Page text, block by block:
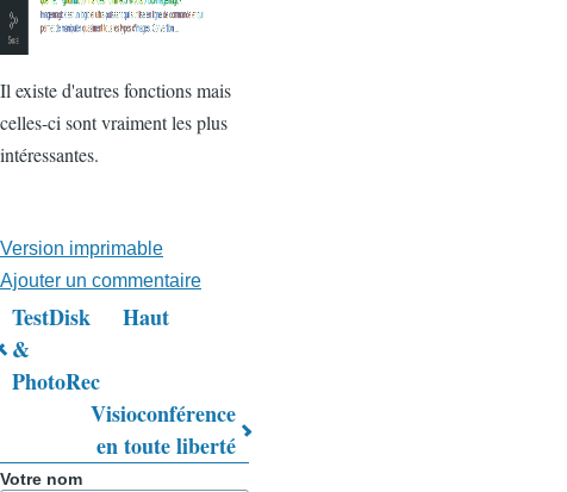
Il existe d'autres fonctions mais
celles-ci sont vraiment les plus
intéressantes.
Version imprimable
Ajouter un commentaire
Liens
transversaux
livre
TestDisk
&
PhotoRec
Haut
Visioconférence
en toute liberté
Votre nom